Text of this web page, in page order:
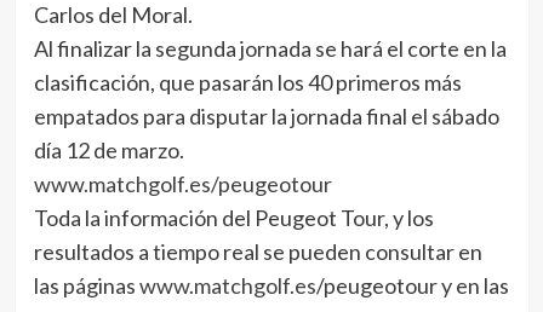
Carlos del Moral.
Al finalizar la segunda jornada se hará el corte en la
clasificación, que pasarán los 40 primeros más
empatados para disputar la jornada final el sábado
día 12 de marzo.
www.matchgolf.es/peugeotour
Toda la información del Peugeot Tour, y los
resultados a tiempo real se pueden consultar en
las páginaswww.matchgolf.es/peugeotour y en las